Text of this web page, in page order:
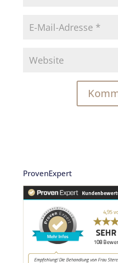
ProvenExpert